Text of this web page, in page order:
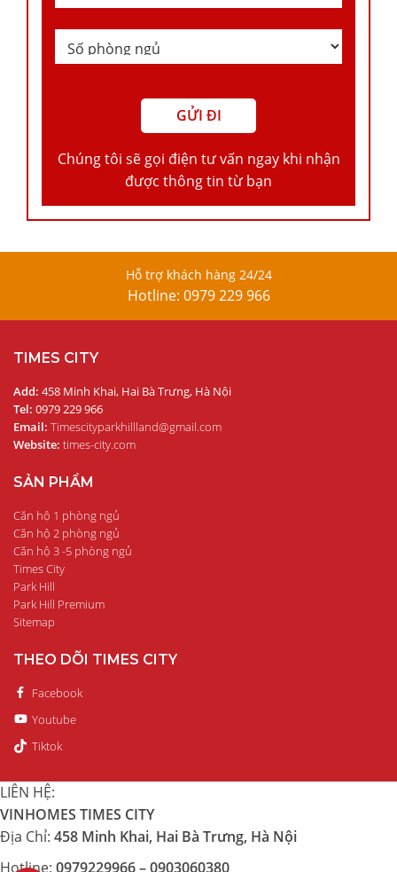
Chúng tôi sẽ gọi điện tư vấn ngay khi nhận
được thông tin từ bạn
Hỗ trợ khách hàng 24/24
Hotline: 0979 229 966
TIMES CITY
Add: 458 Minh Khai, Hai Bà Trưng, Hà Nội
Tel: 0979 229 966
Email: Timescityparkhillland@gmail.com
Website: times-city.com
SẢN PHẨM
Căn hộ 1 phòng ngủ
Căn hộ 2 phòng ngủ
Căn hộ 3 -5 phòng ngủ
Times City
Park Hill
Park Hill Premium
Sitemap
THEO DÕI TIMES CITY
Facebook
Youtube
Tiktok
LIÊN HỆ:
VINHOMES TIMES CITY
Địa Chỉ: 458 Minh Khai, Hai Bà Trưng, Hà Nội
Hotline: 0979229966 – 0903060380